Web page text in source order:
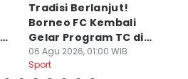
Tradisi Berlanjut!
Borneo FC Kembali
Gelar Program TC di
Yogyakarta
06 Agu 2026, 01:00 WIB
Sport